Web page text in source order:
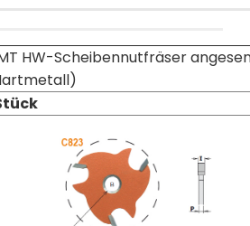
HW-Scheibennutfräser